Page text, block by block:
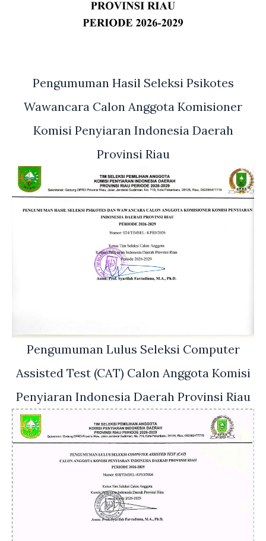
Pengumuman Hasil Seleksi Psikotes
Wawancara Calon Anggota Komisioner
Komisi Penyiaran Indonesia Daerah
Provinsi Riau
Pengumuman Lulus Seleksi Computer
Assisted Test (CAT) Calon Anggota Komisi
Penyiaran Indonesia Daerah Provinsi Riau